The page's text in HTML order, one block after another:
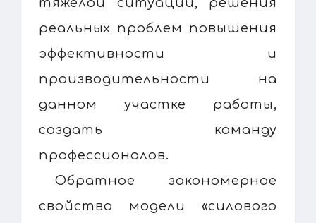
реальных проблем повышения
эффективности и
производительности на
данном участке работы,
создать команду
профессионалов.
Обратное закономерное
свойство модели «силового